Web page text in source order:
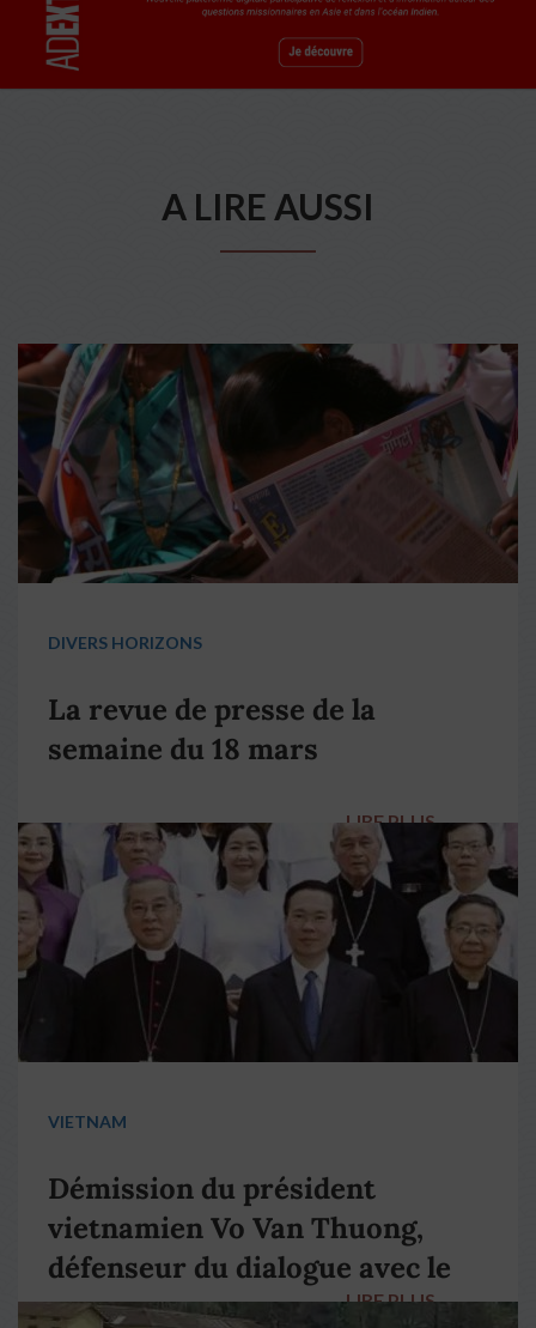
A LIRE AUSSI
DIVERS HORIZONS
La revue de presse de la
semaine du 18 mars
LIRE PLUS →
VIETNAM
Démission du président
vietnamien Vo Van Thuong,
défenseur du dialogue avec le
pape François
LIRE PLUS →